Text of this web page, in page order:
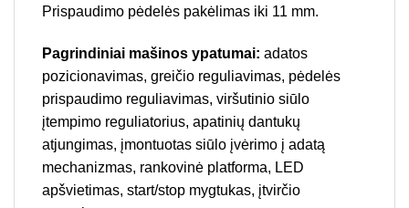
Prispaudimo pėdelės pakėlimas iki 11 mm.
Pagrindiniai mašinos ypatumai: adatos
pozicionavimas, greičio reguliavimas, pėdelės
prispaudimo reguliavimas, viršutinio siūlo
įtempimo reguliatorius, apatinių dantukų
atjungimas, įmontuotas siūlo įvėrimo į adatą
mechanizmas, rankovinė platforma, LED
apšvietimas, start/stop mygtukas, įtvirčio